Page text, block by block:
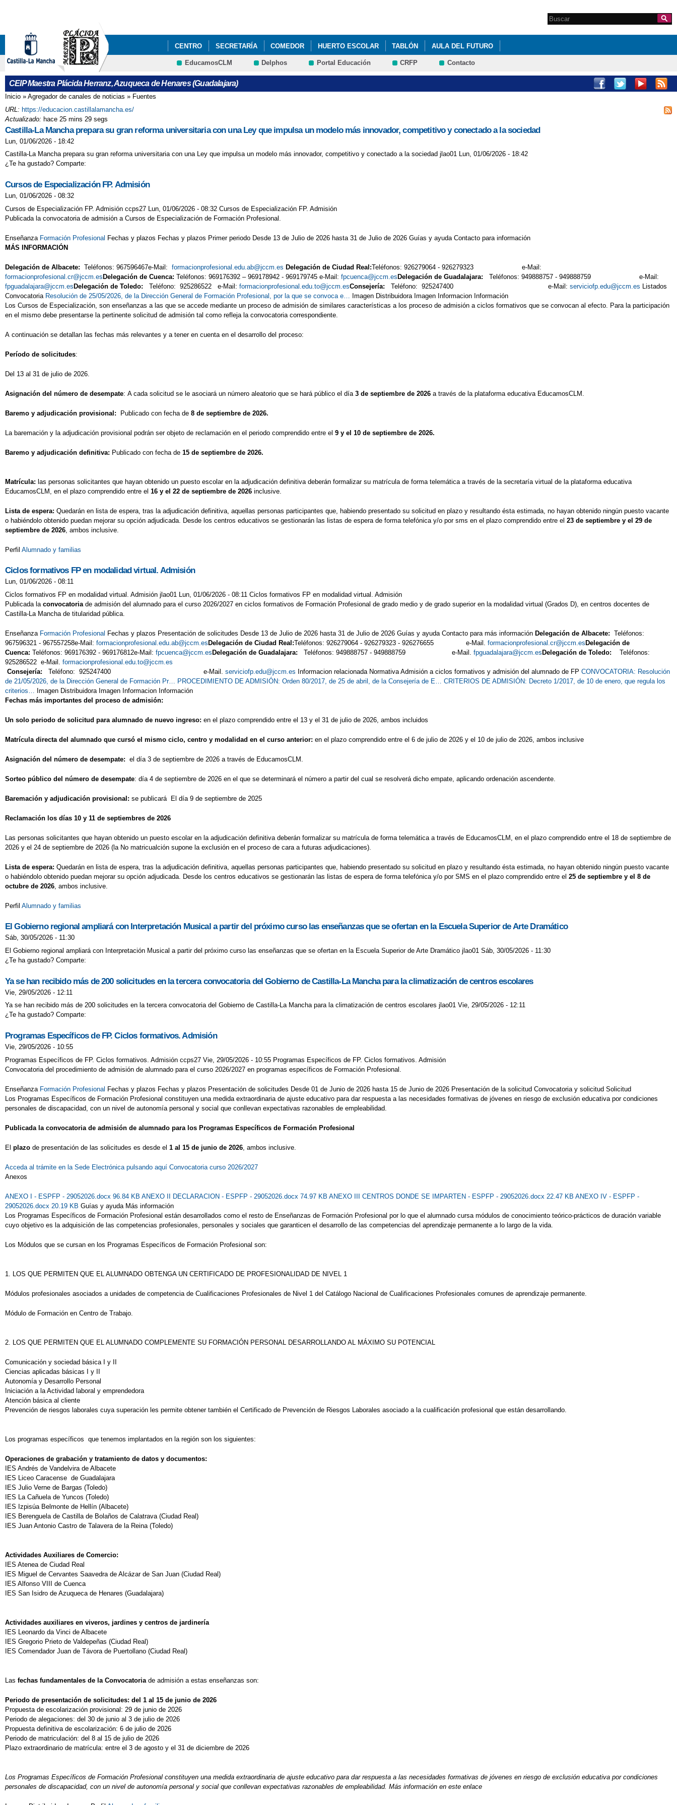
Formulario de
Search this site
CENTRO SECRETARÍA COMEDOR HUERTO ESCOLAR TABLÓN AULA DEL FUTURO
EducamosCLM Delphos Portal Educación CRFP Contacto
CEIP Maestra Plácida Herranz, Azuqueca de Henares (Guadalajara)
Se encuentra usted aquí
Inicio » Agregador de canales de noticias » Fuentes
URL: https://educacion.castillalamancha.es/
Actualizado: hace 25 mins 29 segs
Castilla-La Mancha prepara su gran reforma universitaria con una Ley que impulsa un modelo más innovador, competitivo y conectado a la sociedad
Lun, 01/06/2026 - 18:42
Castilla-La Mancha prepara su gran reforma universitaria con una Ley que impulsa un modelo más innovador, competitivo y conectado a la sociedad jlao01 Lun, 01/06/2026 - 18:42
¿Te ha gustado? Comparte:
Cursos de Especialización FP. Admisión
Lun, 01/06/2026 - 08:32
Cursos de Especialización FP. Admisión ccps27 Lun, 01/06/2026 - 08:32 Cursos de Especialización FP. Admisión
Publicada la convocatoria de admisión a Cursos de Especialización de Formación Profesional.
Enseñanza Formación Profesional Fechas y plazos Fechas y plazos Primer periodo Desde 13 de Julio de 2026 hasta 31 de Julio de 2026 Guías y ayuda Contacto para información
MÁS INFORMACIÓN
Delegación de Albacete: Teléfonos: 967596467e-Mail: formacionprofesional.edu.ab@jccm.es Delegación de Ciudad Real:Teléfonos: 926279064 - 926279323 e-Mail:
formacionprofesional.cr@jccm.esDelegación de Cuenca: Teléfonos: 969176392 – 969178942 - 969179745 e-Mail: fpcuenca@jccm.esDelegación de Guadalajara: Teléfonos: 949888757 - 949888759 e-Mail:
fpguadalajara@jccm.esDelegación de Toledo: Teléfono: 925286522 e-Mail: formacionprofesional.edu.to@jccm.esConsejería: Teléfono: 925247400 e-Mail: serviciofp.edu@jccm.es Listados
Convocatoria Resolución de 25/05/2026, de la Dirección General de Formación Profesional, por la que se convoca e…
Imagen Distribuidora Imagen Informacion Información
Los Cursos de Especialización, son enseñanzas a las que se accede mediante un proceso de admisión de similares características a los proceso de admisión a ciclos formativos que se convocan al efecto. Para la participación
en el mismo debe presentarse la pertinente solicitud de admisión tal como refleja la convocatoria correspondiente.
A continuación se detallan las fechas más relevantes y a tener en cuenta en el desarrollo del proceso:
Período de solicitudes:
Del 13 al 31 de julio de 2026.
Asignación del número de desempate: A cada solicitud se le asociará un número aleatorio que se hará público el día 3 de septiembre de 2026 a través de la plataforma educativa EducamosCLM.
Baremo y adjudicación provisional: Publicado con fecha de 8 de septiembre de 2026.
La baremación y la adjudicación provisional podrán ser objeto de reclamación en el periodo comprendido entre el 9 y el 10 de septiembre de 2026.
Baremo y adjudicación definitiva: Publicado con fecha de 15 de septiembre de 2026.
Matrícula: las personas solicitantes que hayan obtenido un puesto escolar en la adjudicación definitiva deberán formalizar su matrícula de forma telemática a través de la secretaría virtual de la plataforma educativa
EducamosCLM, en el plazo comprendido entre el 16 y el 22 de septiembre de 2026 inclusive.
Lista de espera: Quedarán en lista de espera, tras la adjudicación definitiva, aquellas personas participantes que, habiendo presentado su solicitud en plazo y resultando ésta estimada, no hayan obtenido ningún puesto vacante
o habiéndolo obtenido puedan mejorar su opción adjudicada. Desde los centros educativos se gestionarán las listas de espera de forma telefónica y/o por sms en el plazo comprendido entre el 23 de septiembre y el 29 de
septiembre de 2026 , ambos inclusive.
Perfil Alumnado y familias
Ciclos formativos FP en modalidad virtual. Admisión
Lun, 01/06/2026 - 08:11
Ciclos formativos FP en modalidad virtual. Admisión jlao01 Lun, 01/06/2026 - 08:11 Ciclos formativos FP en modalidad virtual. Admisión
Publicada la convocatoria de admisión del alumnado para el curso 2026/2027 en ciclos formativos de Formación Profesional de grado medio y de grado superior en la modalidad virtual (Grados D), en centros docentes de
Castilla-La Mancha de titularidad pública.
Enseñanza Formación Profesional Fechas y plazos Presentación de solicitudes Desde 13 de Julio de 2026 hasta 31 de Julio de 2026 Guías y ayuda Contacto para más información Delegación de Albacete: Teléfonos:
967596321 - 967557258e-Mail: formacionprofesional.edu.ab@jccm.esDelegación de Ciudad Real:Teléfonos: 926279064 - 926279323 - 926276655 e-Mail. formacionprofesional.cr@jccm.esDelegación de
Cuenca: Teléfonos: 969176392 - 969176812e-Mail: fpcuenca@jccm.esDelegación de Guadalajara: Teléfonos: 949888757 - 949888759 e-Mail. fpguadalajara@jccm.esDelegación de Toledo:
Teléfonos:
925286522 e-Mail. formacionprofesional.edu.to@jccm.es
Consejería: Teléfono: 925247400 e-Mail. serviciofp.edu@jccm.es Informacion relacionada Normativa Admisión a ciclos formativos y admisión del alumnado de FP CONVOCATORIA: Resolución
de 21/05/2026, de la Dirección General de Formación Pr…
PROCEDIMIENTO DE ADMISIÓN: Orden 80/2017, de 25 de abril, de la Consejería de E…
CRITERIOS DE ADMISIÓN: Decreto 1/2017, de 10 de enero, que regula los
criterios…
Imagen Distribuidora Imagen Informacion Información
Fechas más importantes del proceso de admisión:
Un solo periodo de solicitud para alumnado de nuevo ingreso: en el plazo comprendido entre el 13 y el 31 de julio de 2026, ambos incluidos
Matrícula directa del alumnado que cursó el mismo ciclo, centro y modalidad en el curso anterior: en el plazo comprendido entre el 6 de julio de 2026 y el 10 de julio de 2026, ambos inclusive
Asignación del número de desempate: el día 3 de septiembre de 2026 a través de EducamosCLM.
Sorteo público del número de desempate: día 4 de septiembre de 2026 en el que se determinará el número a partir del cual se resolverá dicho empate, aplicando ordenación ascendente.
Baremación y adjudicación provisional: se publicará El día 9 de septiembre de 2025
Reclamación los días 10 y 11 de septiembres de 2026
Las personas solicitantes que hayan obtenido un puesto escolar en la adjudicación definitiva deberán formalizar su matrícula de forma telemática a través de EducamosCLM, en el plazo comprendido entre el 18 de septiembre de
2026 y el 24 de septiembre de 2026 (la No matricualción supone la exclusión en el proceso de cara a futuras adjudicaciones).
Lista de espera: Quedarán en lista de espera, tras la adjudicación definitiva, aquellas personas participantes que, habiendo presentado su solicitud en plazo y resultando ésta estimada, no hayan obtenido ningún puesto vacante
o habiéndolo obtenido puedan mejorar su opción adjudicada. Desde los centros educativos se gestionarán las listas de espera de forma telefónica y/o por SMS en el plazo comprendido entre el 25 de septiembre y el 8 de
octubre de 2026 , ambos inclusive.
Perfil Alumnado y familias
El Gobierno regional ampliará con Interpretación Musical a partir del próximo curso las enseñanzas que se ofertan en la Escuela Superior de Arte Dramático
Sáb, 30/05/2026 - 11:30
El Gobierno regional ampliará con Interpretación Musical a partir del próximo curso las enseñanzas que se ofertan en la Escuela Superior de Arte Dramático jlao01 Sáb, 30/05/2026 - 11:30
¿Te ha gustado? Comparte:
Ya se han recibido más de 200 solicitudes en la tercera convocatoria del Gobierno de Castilla-La Mancha para la climatización de centros escolares
Vie, 29/05/2026 - 12:11
Ya se han recibido más de 200 solicitudes en la tercera convocatoria del Gobierno de Castilla-La Mancha para la climatización de centros escolares jlao01 Vie, 29/05/2026 - 12:11
¿Te ha gustado? Comparte:
Programas Específicos de FP. Ciclos formativos. Admisión
Vie, 29/05/2026 - 10:55
Programas Específicos de FP. Ciclos formativos. Admisión ccps27 Vie, 29/05/2026 - 10:55 Programas Específicos de FP. Ciclos formativos. Admisión
Convocatoria del procedimiento de admisión de alumnado para el curso 2026/2027 en programas específicos de Formación Profesional.
Enseñanza Formación Profesional Fechas y plazos Fechas y plazos Presentación de solicitudes Desde 01 de Junio de 2026 hasta 15 de Junio de 2026 Presentación de la solicitud Convocatoria y solicitud Solicitud
Los Programas Específicos de Formación Profesional constituyen una medida extraordinaria de ajuste educativo para dar respuesta a las necesidades formativas de jóvenes en riesgo de exclusión educativa por condiciones
personales de discapacidad, con un nivel de autonomía personal y social que conllevan expectativas razonables de empleabilidad.
Publicada la convocatoria de admisión de alumnado para los Programas Específicos de Formación Profesional
El plazo de presentación de las solicitudes es desde el 1 al 15 de junio de 2026 , ambos inclusive.
Acceda al trámite en la Sede Electrónica pulsando aquí Convocatoria curso 2026/2027
Anexos
ANEXO I - ESPFP - 29052026.docx 96.84 KB ANEXO II DECLARACION - ESPFP - 29052026.docx 74.97 KB ANEXO III CENTROS DONDE SE IMPARTEN - ESPFP - 29052026.docx 22.47 KB ANEXO IV - ESPFP -
29052026.docx 20.19 KB Guías y ayuda Más información
Los Programas Específicos de Formación Profesional están desarrollados como el resto de Enseñanzas de Formación Profesional por lo que el alumnado cursa módulos de conocimiento teórico-prácticos de duración variable
cuyo objetivo es la adquisición de las competencias profesionales, personales y sociales que garanticen el desarrollo de las competencias del aprendizaje permanente a lo largo de la vida.
Los Módulos que se cursan en los Programas Específicos de Formación Profesional son:
1. LOS QUE PERMITEN QUE EL ALUMNADO OBTENGA UN CERTIFICADO DE PROFESIONALIDAD DE NIVEL 1
Módulos profesionales asociados a unidades de competencia de Cualificaciones Profesionales de Nivel 1 del Catálogo Nacional de Cualificaciones Profesionales comunes de aprendizaje permanente.
Módulo de Formación en Centro de Trabajo.
2. LOS QUE PERMITEN QUE EL ALUMNADO COMPLEMENTE SU FORMACIÓN PERSONAL DESARROLLANDO AL MÁXIMO SU POTENCIAL
Comunicación y sociedad básica I y II
Ciencias aplicadas básicas I y II
Autonomía y Desarrollo Personal
Iniciación a la Actividad laboral y emprendedora
Atención básica al cliente
Prevención de riesgos laborales cuya superación les permite obtener también el Certificado de Prevención de Riesgos Laborales asociado a la cualificación profesional que están desarrollando.
Los programas específicos que tenemos implantados en la región son los siguientes:
Operaciones de grabación y tratamiento de datos y documentos:
IES Andrés de Vandelvira de Albacete
IES Liceo Caracense de Guadalajara
IES Julio Verne de Bargas (Toledo)
IES La Cañuela de Yuncos (Toledo)
IES Izpisúa Belmonte de Hellín (Albacete)
IES Berenguela de Castilla de Bolaños de Calatrava (Ciudad Real)
IES Juan Antonio Castro de Talavera de la Reina (Toledo)
Actividades Auxiliares de Comercio:
IES Atenea de Ciudad Real
IES Miguel de Cervantes Saavedra de Alcázar de San Juan (Ciudad Real)
IES Alfonso VIII de Cuenca
IES San Isidro de Azuqueca de Henares (Guadalajara)
Actividades auxiliares en viveros, jardines y centros de jardinería
IES Leonardo da Vinci de Albacete
IES Gregorio Prieto de Valdepeñas (Ciudad Real)
IES Comendador Juan de Távora de Puertollano (Ciudad Real)
Las fechas fundamentales de la Convocatoria de admisión a estas enseñanzas son:
Periodo de presentación de solicitudes: del 1 al 15 de junio de 2026
Propuesta de escolarización provisional: 29 de junio de 2026
Periodo de alegaciones: del 30 de junio al 3 de julio de 2026
Propuesta definitiva de escolarización: 6 de julio de 2026
Periodo de matriculación: del 8 al 15 de julio de 2026
Plazo extraordinario de matrícula: entre el 3 de agosto y el 31 de diciembre de 2026
Los Programas Específicos de Formación Profesional constituyen una medida extraordinaria de ajuste educativo para dar respuesta a las necesidades formativas de jóvenes en riesgo de exclusión educativa por condiciones
personales de discapacidad, con un nivel de autonomía personal y social que conllevan expectativas razonables de empleabilidad. Más información en este enlace